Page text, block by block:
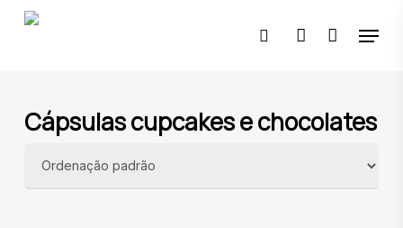
Skip
pesquisaraccount
Menu
Cápsulas cupcakes e chocolates